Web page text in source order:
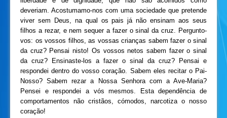
deveriam. Acostumamo-nos com uma sociedade que pretende
viver sem Deus, na qual os pais já não ensinam aos seus
filhos a rezar, e nem sequer a fazer o sinal da cruz. Pergunto-
vos: os vossos filhos, as vossas crianças sabem fazer o sinal
da cruz? Pensai nisto! Os vossos netos sabem fazer o sinal
da cruz? Ensinaste-los a fazer o sinal da cruz? Pensai e
respondei dentro do vosso coração. Sabem eles recitar o Pai-
Nosso? Sabem rezar a Nossa Senhora com a Ave-Maria?
Pensei e respondei a vós mesmos. Esta dependência de
comportamentos não cristãos, cómodos, narcotiza o nosso
coração!